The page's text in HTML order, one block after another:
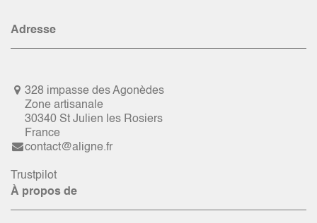
Adresse
328 impasse des Agonèdes
Zone artisanale
30340 St Julien les Rosiers
France
contact@aligne.fr
Trustpilot
À propos de